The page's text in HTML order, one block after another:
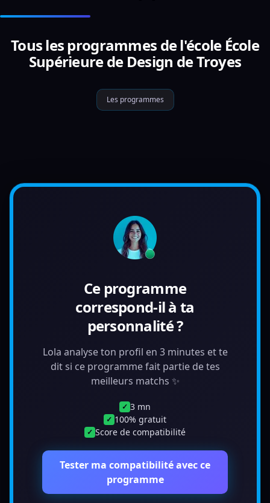
Tous les programmes de l'école École
Supérieure de Design de Troyes
Les programmes
Ce programme
correspond-il à ta
personnalité ?
Lola analyse ton profil en 3 minutes et te
dit si ce programme fait partie de tes
meilleurs matchs ✨
✓ 3 mn
✓ 100% gratuit
✓ Score de compatibilité
Tester ma compatibilité avec ce
programme